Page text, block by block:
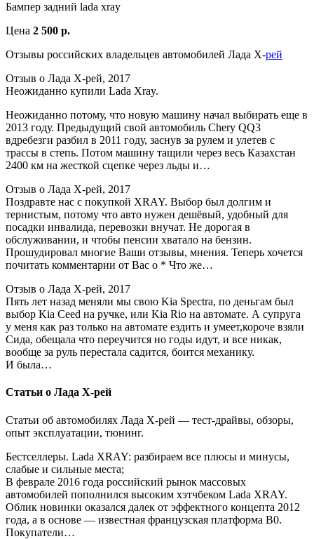
Бампер задний lada xray
Цена 2 500 р.
Отзывы российских владельцев автомобилей Лада Х-рей
Отзыв о Лада Х-рей, 2017
Неожиданно купили Lada Xray.
Неожиданно потому, что новую машину начал выбирать еще в
2013 году. Предыдущий свой автомобиль Chery QQ3
вдребезги разбил в 2011 году, заснув за рулем и улетев с
трассы в степь. Потом машину тащили через весь Казахстан
2400 км на жесткой сцепке через льды и…
Отзыв о Лада Х-рей, 2017
Поздравте нас с покупкой ХRAY. Выбор был долгим и
тернистым, потому что авто нужен дешёвый, удобный для
посадки инвалида, перевозки внучат. Не дорогая в
обслуживании, и чтобы пенсии хватало на бензин.
Прошудировал многие Ваши отзывы, мнения. Теперь хочется
почитать комментарии от Вас о * Что же…
Отзыв о Лада Х-рей, 2017
Пять лет назад меняли мы свою Kia Spectra, по деньгам был
выбор Kia Ceed на ручке, или Kia Rio на автомате. А супруга
у меня как раз только на автомате ездить и умеет,короче взяли
Сида, обещала что переучится но годы идут, и все никак,
вообще за руль перестала садится, боится механику.
И была…
Статьи о Лада Х-рей
Статьи об автомобилях Лада Х-рей — тест-драйвы, обзоры,
опыт эксплуатации, тюнинг.
Бестселлеры. Lada XRAY: разбираем все плюсы и минусы,
слабые и сильные места;
В феврале 2016 года российский рынок массовых
автомобилей пополнился высоким хэтчбеком Lada XRAY.
Облик новинки оказался далек от эффектного концепта 2012
года, а в основе — известная французская платформа B0.
Покупатели…